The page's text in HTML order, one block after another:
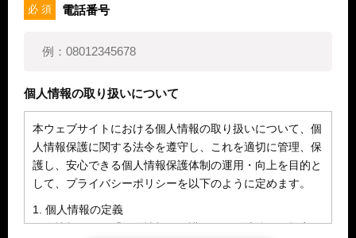
必 須 電話番号
個人情報の取り扱いについて
本ウェブサイトにおける個人情報の取り扱いについて、個
人情報保護に関する法令を遵守し、これを適切に管理、保
護し、安心できる個人情報保護体制の運用・向上を目的と
して、プライバシーポリシーを以下のように定めます。
1. 個人情報の定義
個人情報とは、「個人情報の保護に関する法律」に規定さ